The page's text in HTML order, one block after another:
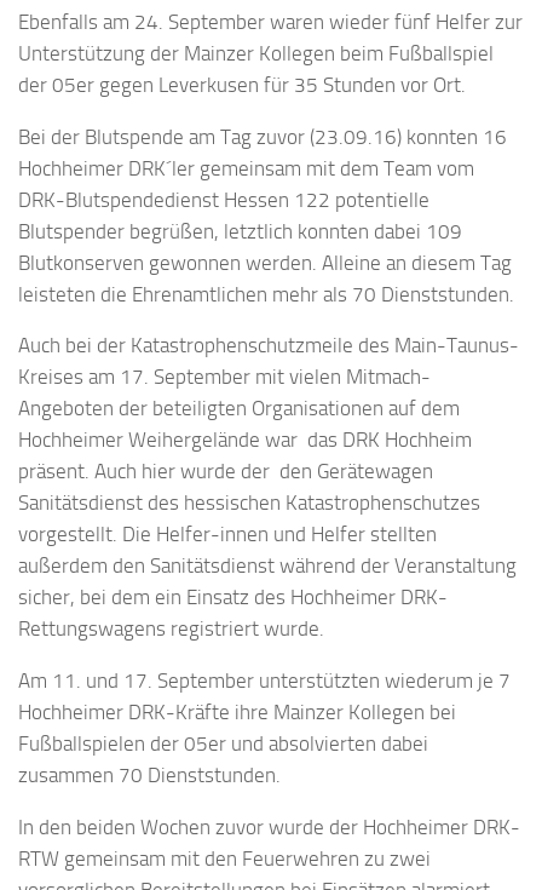
Ebenfalls am 24. September waren wieder fünf Helfer zur
Unterstützung der Mainzer Kollegen beim Fußballspiel
der 05er gegen Leverkusen für 35 Stunden vor Ort.
Bei der Blutspende am Tag zuvor (23.09.16) konnten 16
Hochheimer DRK´ler gemeinsam mit dem Team vom
DRK-Blutspendedienst Hessen 122 potentielle
Blutspender begrüßen, letztlich konnten dabei 109
Blutkonserven gewonnen werden. Alleine an diesem Tag
leisteten die Ehrenamtlichen mehr als 70 Dienststunden.
Auch bei der Katastrophenschutzmeile des Main-Taunus-
Kreises am 17. September mit vielen Mitmach-
Angeboten der beteiligten Organisationen auf dem
Hochheimer Weihergelände war das DRK Hochheim
präsent. Auch hier wurde der den Gerätewagen
Sanitätsdienst des hessischen Katastrophenschutzes
vorgestellt. Die Helfer-innen und Helfer stellten
außerdem den Sanitätsdienst während der Veranstaltung
sicher, bei dem ein Einsatz des Hochheimer DRK-
Rettungswagens registriert wurde.
Am 11. und 17. September unterstützten wiederum je 7
Hochheimer DRK-Kräfte ihre Mainzer Kollegen bei
Fußballspielen der 05er und absolvierten dabei
zusammen 70 Dienststunden.
In den beiden Wochen zuvor wurde der Hochheimer DRK-
RTW gemeinsam mit den Feuerwehren zu zwei